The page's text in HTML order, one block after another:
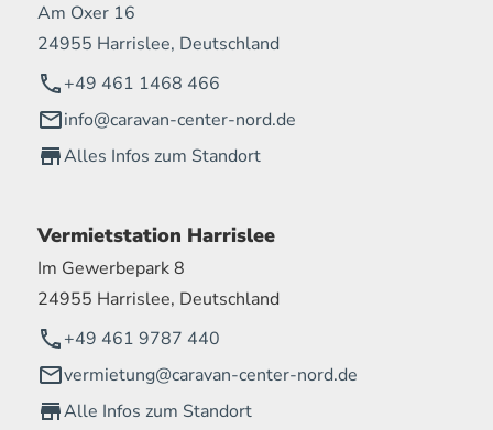
Am Oxer 16
24955 Harrislee, Deutschland
+49 461 1468 466
info@caravan-center-nord.de
Alles Infos zum Standort
Vermietstation Harrislee
Im Gewerbepark 8
24955 Harrislee, Deutschland
+49 461 9787 440
vermietung@caravan-center-nord.de
Alle Infos zum Standort